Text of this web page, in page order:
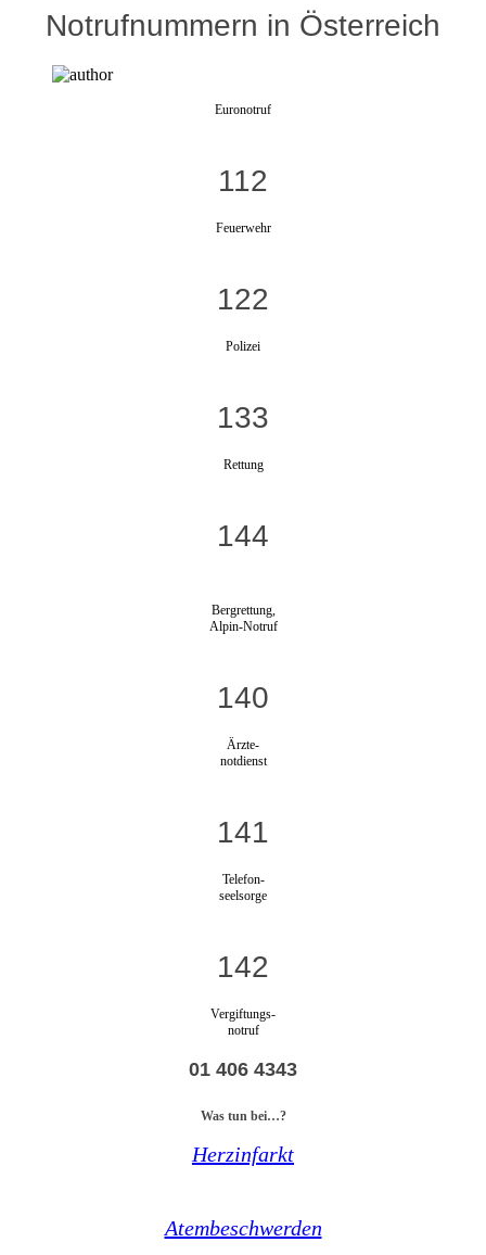
Notrufnummern in Österreich
Euronotruf
112
Feuerwehr
122
Polizei
133
Rettung
144
Bergrettung,
Alpin-Notruf
140
Ärzte-
notdienst
141
Telefon-
seelsorge
142
Vergiftungs-
notruf
01 406 4343
Was tun bei…?
Herzinfarkt
Atembeschwerden